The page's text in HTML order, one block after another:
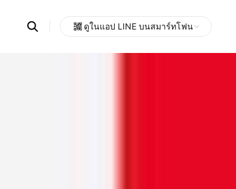
Search
OpenChatsดูในแอป LINE บนสมาร์ทโฟน